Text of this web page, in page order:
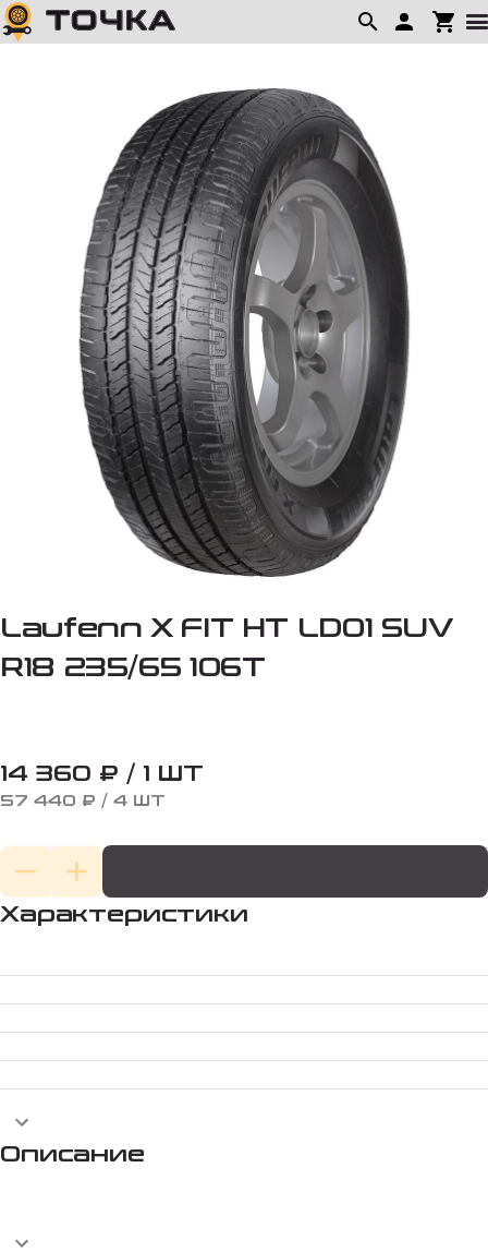
Laufenn X FIT HT LD01 SUV
R18 235/65 106T
14 360 ₽ / 1 ШТ
57 440 ₽ / 4 ШТ
Характеристики
Описание